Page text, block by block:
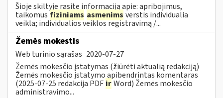
Šioje skiltyje rasite informaciją apie: apribojimus,
taikomus fiziniams asmenims verstis individualia
veikla; individualios veiklos registravimą /...
Žemės mokestis
Web turinio sąrašas 2020-07-27
Žemės mokesčio įstatymas (žiūrėti aktualią redakciją)
Žemės mokesčio įstatymo apibendrintas komentaras
(2025-07-25 redakcija PDF irWord) Žemės mokesčio
administravimo...